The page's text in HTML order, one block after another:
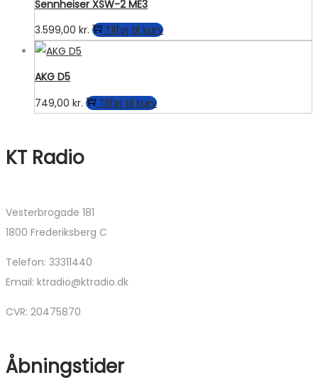
Sennheiser XSW-2 ME3
3.599,00 kr. Tilføj til kurv
AKG D5
749,00 kr. Tilføj til kurv
KT Radio
Vesterbrogade 181
1800 Frederiksberg C
Telefon: 33311440
Email: ktradio@ktradio.dk
CVR: 20475870
Åbningstider